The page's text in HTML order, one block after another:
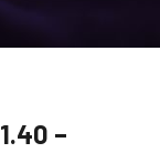
–